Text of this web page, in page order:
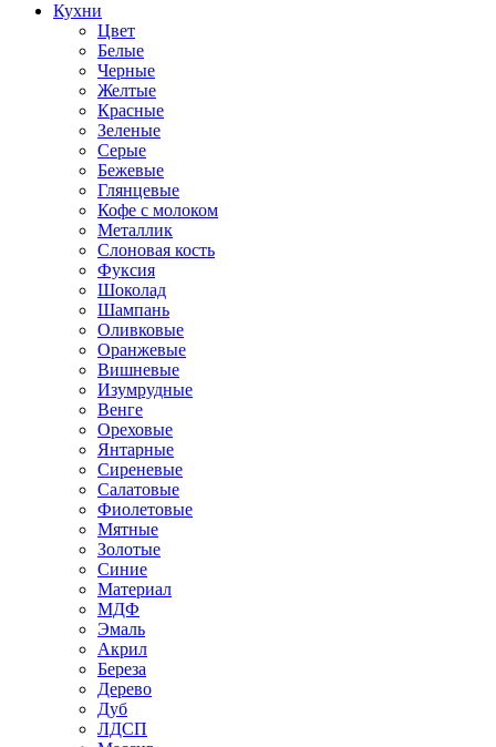
Кухни
Цвет
Белые
Черные
Желтые
Красные
Зеленые
Серые
Бежевые
Глянцевые
Кофе с молоком
Металлик
Слоновая кость
Фуксия
Шоколад
Шампань
Оливковые
Оранжевые
Вишневые
Изумрудные
Венге
Ореховые
Янтарные
Сиреневые
Салатовые
Фиолетовые
Мятные
Золотые
Синие
Материал
МДФ
Эмаль
Акрил
Береза
Дерево
Дуб
ЛДСП